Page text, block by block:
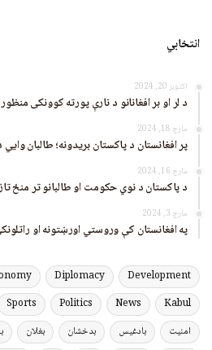
انتخابي
اکتوبر 20, 2024
د لر او بر افغانانو د نارې پورته کوونکی
مارچ 18, 2024
پر افغانستان د پاکستان بریدونه؛ طالبان وايي
مارچ 16, 2024
د پاکستان د نوي حکومت او طالبانو تر منځ
مارچ 3, 2024
په افغانستان کې وروستي اورښتونه او
Development
Diplomacy
Kabul
News
Politics
Sports
امنیت
بادغیس بدخشان بغلان